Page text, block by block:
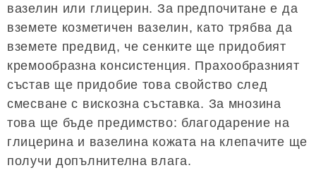
вазелин или глицерин. За предпочитане е да
вземете козметичен вазелин, като трябва да
вземете предвид, че сенките ще придобият
кремообразна консистенция. Прахообразният
състав ще придобие това свойство след
смесване с вискозна съставка. За мнозина
това ще бъде предимство: благодарение на
глицерина и вазелина кожата на клепачите ще
получи допълнителна влага.